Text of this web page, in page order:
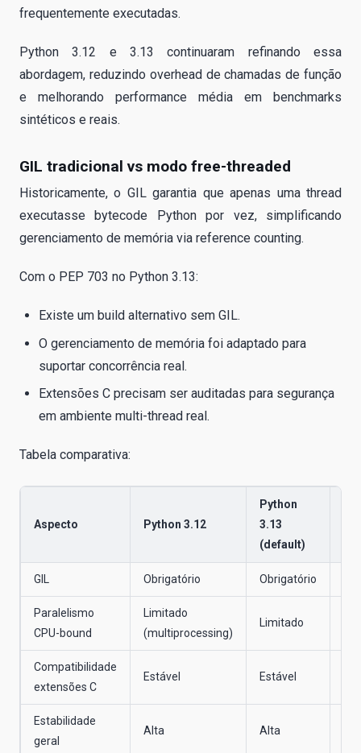
frequentemente executadas.
Python 3.12 e 3.13 continuaram refinando essa
abordagem, reduzindo overhead de chamadas de função
e melhorando performance média em benchmarks
sintéticos e reais.
GIL tradicional vs modo free-threaded
Historicamente, o GIL garantia que apenas uma thread
executasse bytecode Python por vez, simplificando
gerenciamento de memória via reference counting.
Com o PEP 703 no Python 3.13:
Existe um build alternativo sem GIL.
O gerenciamento de memória foi adaptado para
suportar concorrência real.
Extensões C precisam ser auditadas para segurança
em ambiente multi-thread real.
Tabela comparativa:
Aspecto Python 3.12
Python
3.13
(default)
GIL Obrigatório Obrigatório
Paralelismo
CPU-bound
Limitado
(multiprocessing)
Limitado
Compatibilidade
extensões C
Estável Estável
Estabilidade
geral
Alta Alta